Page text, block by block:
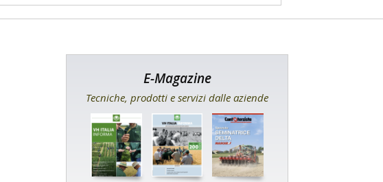
E-Magazine
Tecniche, prodotti e servizi dalle aziende